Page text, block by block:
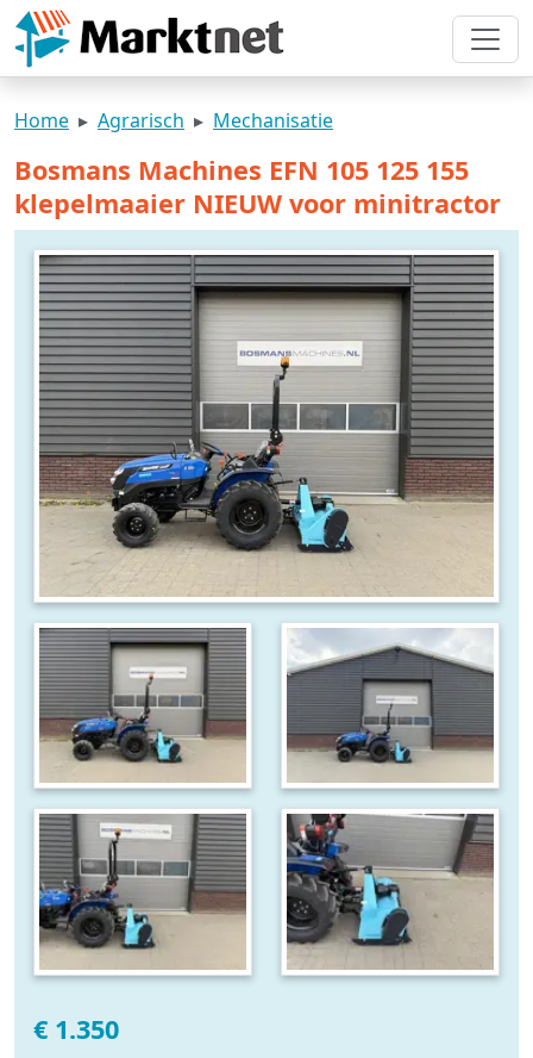
Home Agrarisch Mechanisatie
Bosmans Machines EFN 105 125 155
klepelmaaier NIEUW voor minitractor
€ 1.350